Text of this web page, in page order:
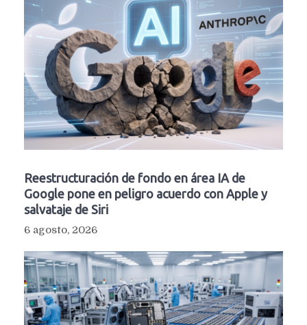
Reestructuración de fondo en área IA de
Google pone en peligro acuerdo con Apple y
salvataje de Siri
6 agosto, 2026